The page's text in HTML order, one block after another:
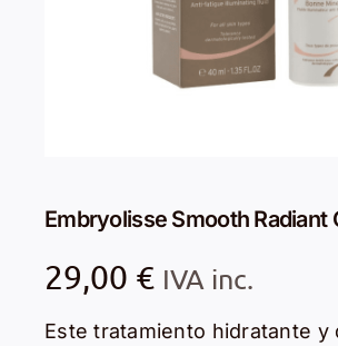
Embryolisse Smooth Radiant
29,00 € IVA inc.
Este tratamiento hidratante y